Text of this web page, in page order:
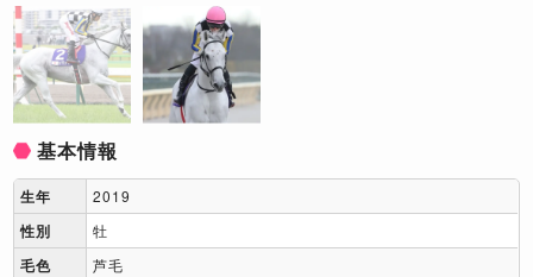
基本情報
生年 2019
性別 牡
毛色 芦毛